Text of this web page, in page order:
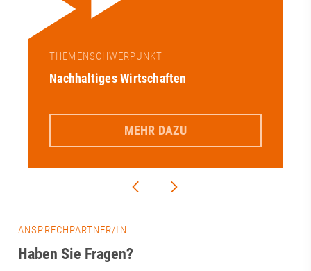
THEMENSCHWERPUNKT
Nachhaltiges Wirtschaften
MEHR DAZU
ANSPRECHPARTNER/IN
Haben Sie Fragen?